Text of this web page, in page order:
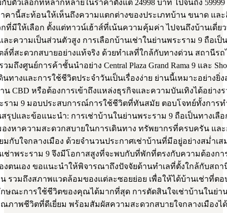
บตัวเลือกที่หลากหลายในราคาตั้งแต่ 24998 บาท ไปจนถึง
าคานี้สะท้อนให้เห็นถึงความแตกต่างของประเภทบ้าน ขนาด แล
ที่มีให้เลือก ตั้งแต่ทาวน์เฮ้าส์ที่เน้นความคุ้มค่า ไปจนถึงบ้านเดี่
ละความเป็นส่วนตัวสูง การเลือกบ้านเช่าในย่านพระราม 9 ถือเป็
ล์ที่สะดวกสบายอย่างแท้จริง ด้วยทำเลที่ใกล้กับทางด่วน สถานีรถ
มถึงศูนย์การค้าชั้นนำอย่าง Central Plaza Grand Rama 9 และ
นทางและการใช้ชีวิตประจำวันเป็นเรื่องง่าย ย่านนี้เหมาะอย่างยิ่
น CBD หรือต้องการเข้าถึงแหล่งธุรกิจและความบันเทิงได้อย่างร
ราม 9 มอบประสบการณ์การใช้ชีวิตที่ทันสมัย ตอบโจทย์ทั้งการท
รุปและข้อแนะนำ: การเช่าบ้านในย่านพระราม 9 ถือเป็นทางเลื
งหาความสะดวกสบายในการเดินทาง ทรัพยากรที่ครบครัน และ
มกับใจกลางเมือง ด้วยจำนวนประกาศเช่าบ้านที่มีอยู่อย่างสม่ำเส
ช่าพระราม 9 จึงมีโอกาสสูงที่จะพบกับที่พักที่ตรงกับความต้องกา
ตนเอง ขอแนะนำให้พิจารณาถึงปัจจัยด้านทำเลที่ตั้งใกล้กับสถา
รวมถึงสภาพแวดล้อมของแต่ละซอยย่อย เพื่อให้ได้บ้านเช่าที่ตอ
ษณะการใช้ชีวิตของคุณได้มากที่สุด การตัดสินใจเช่าบ้านในย่า
ภาพชีวิตที่ดีเยี่ยม พร้อมสัมผัสความสะดวกสบายใจกลางเมืองไ